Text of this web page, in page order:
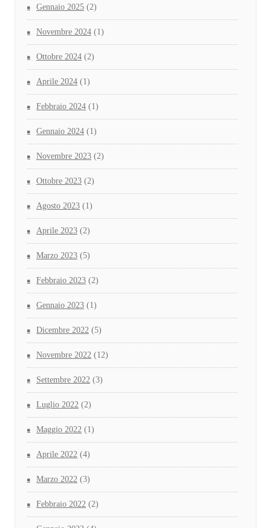
Gennaio 2025 (2)
Novembre 2024 (1)
Ottobre 2024 (2)
Aprile 2024 (1)
Febbraio 2024 (1)
Gennaio 2024 (1)
Novembre 2023 (2)
Ottobre 2023 (2)
Agosto 2023 (1)
Aprile 2023 (2)
Marzo 2023 (5)
Febbraio 2023 (2)
Gennaio 2023 (1)
Dicembre 2022 (5)
Novembre 2022 (12)
Settembre 2022 (3)
Luglio 2022 (2)
Maggio 2022 (1)
Aprile 2022 (4)
Marzo 2022 (3)
Febbraio 2022 (2)